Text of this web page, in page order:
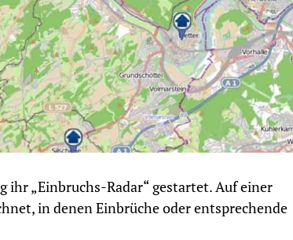
„Einbruchs-Radar“ gestartet. Auf einer
in denen Einbrüche oder entsprechende